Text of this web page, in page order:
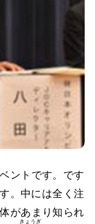
ントです。です
。中には全く注
があまり知られ
きょうぎ